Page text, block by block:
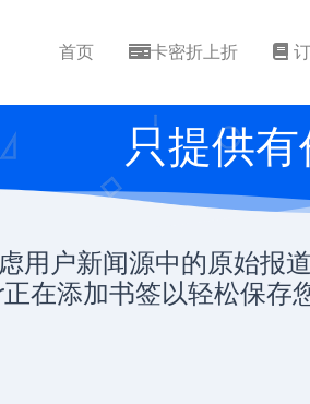
首页 卡密折上折
只提供
用户新闻源中的原始报
在添加书签以轻松保存